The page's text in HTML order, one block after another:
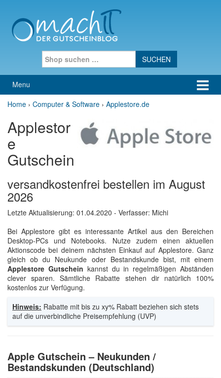
Menu
Home › Computer & Software › Applestore.de
Applestor
e
Gutschein
versandkostenfrei bestellen im August
2026
Letzte Aktualisierung: 01.04.2020 - Verfasser: Michi
Bei Applestore gibt es interessante Artikel aus den Bereichen
Desktop-PCs und Notebooks. Nutze zudem einen aktuellen
Aktionscode bei deinem nächsten Einkauf auf Applestore. Ganz
gleich ob du Neukunde oder Bestandskunde bist, mit einem
Applestore Gutschein kannst du in regelmäßigen Abständen
clever sparen. Sämtliche Rabatte stehen dir natürlich 100%
kostenlos zur Verfügung.
Hinweis: Rabatte mit bis zu xy% Rabatt beziehen sich stets
auf die unverbindliche Preisempfehlung (UVP)
Apple Gutschein – Neukunden /
Bestandskunden (Deutschland)